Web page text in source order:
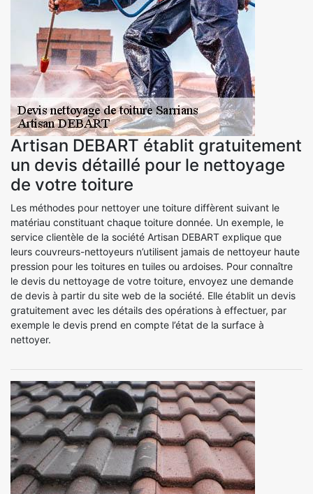
Artisan DEBART établit gratuitement
un devis détaillé pour le nettoyage
de votre toiture
Les méthodes pour nettoyer une toiture diffèrent suivant le
matériau constituant chaque toiture donnée. Un exemple, le
service clientèle de la société Artisan DEBART explique que
leurs couvreurs-nettoyeurs n’utilisent jamais de nettoyeur haute
pression pour les toitures en tuiles ou ardoises. Pour connaître
le devis du nettoyage de votre toiture, envoyez une demande
de devis à partir du site web de la société. Elle établit un devis
gratuitement avec les détails des opérations à effectuer, par
exemple le devis prend en compte l’état de la surface à
nettoyer.